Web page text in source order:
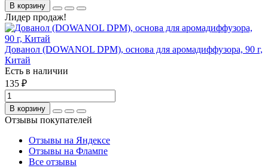
В корзину
Лидер продаж!
Дованол (DOWANOL DPM), основа для аромадиффузора, 90 г,
Китай
Есть в наличии
135 ₽
В корзину
Отзывы покупателей
Отзывы на Яндексе
Отзывы на Флампе
Все отзывы